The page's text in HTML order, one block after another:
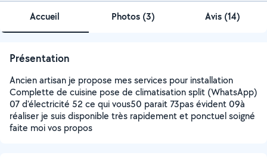
Accueil Photos (3) Avis (14)
Présentation
Ancien artisan je propose mes services pour installation
Complette de cuisine pose de climatisation split (WhatsApp)
07 d'électricité 52 ce qui vous50 parait 73pas évident 09à
réaliser je suis disponible très rapidement et ponctuel soigné
faite moi vos propos